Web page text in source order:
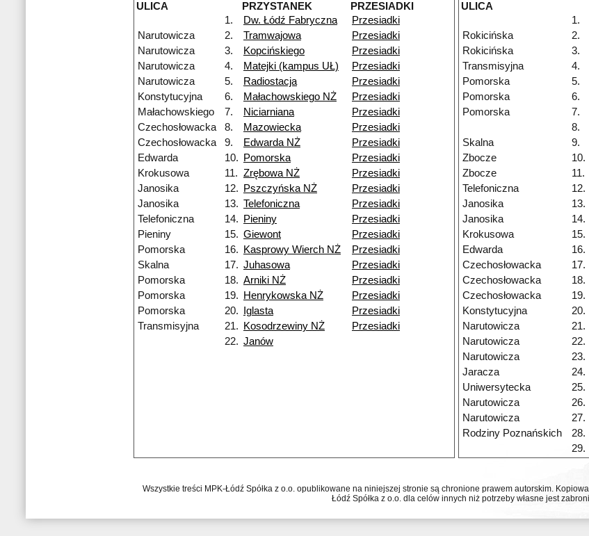
ULICA
PRZYSTANEK
PRZESIADKI
1.
Dw. Łódź Fabryczna
Przesiadki
Narutowicza
2. Tramwajowa
Przesiadki
Narutowicza
3. Kopcińskiego
Przesiadki
Narutowicza
4. Matejki (kampus UŁ)
Przesiadki
Narutowicza
5. Radiostacja
Przesiadki
Konstytucyjna
6. Małachowskiego NŻ
Przesiadki
Małachowskiego
7. Niciarniana
Przesiadki
Czechosłowacka
8. Mazowiecka
Przesiadki
Czechosłowacka
9. Edwarda NŻ
Przesiadki
Edwarda
10. Pomorska
Przesiadki
Krokusowa
11. Zrębowa NŻ
Przesiadki
Janosika
12. Pszczyńska NŻ
Przesiadki
Janosika
13. Telefoniczna
Przesiadki
Telefoniczna
14. Pieniny
Przesiadki
Pieniny
15. Giewont
Przesiadki
Pomorska
16. Kasprowy Wierch NŻ
Przesiadki
Skalna
17. Juhasowa
Przesiadki
Pomorska
18. Arniki NŻ
Przesiadki
Pomorska
19. Henrykowska NŻ
Przesiadki
Pomorska
20. Iglasta
Przesiadki
Transmisyjna
21. Kosodrzewiny NŻ
Przesiadki
22. Janów
ULICA
1.
Rokicińska
2.
Rokicińska
3.
Transmisyjna
4.
Pomorska
5.
Pomorska
6.
Pomorska
7.
8.
Skalna
9.
Zbocze
10.
Zbocze
11.
Telefoniczna
12.
Janosika
13.
Janosika
14.
Krokusowa
15.
Edwarda
16.
Czechosłowacka
17.
Czechosłowacka
18.
Czechosłowacka
19.
Konstytucyjna
20.
Narutowicza
21.
Narutowicza
22.
Narutowicza
23.
Jaracza
24.
Uniwersytecka
25.
Narutowicza
26.
Narutowicza
27.
Rodziny Poznańskich
28.
29.
Wszystkie treści MPK-Łódź Spółka z o.o. opublikowane na niniejszej stronie są chronione prawem autorskim.
Łódź Spółka z o.o. dla celów innych niż potrzeby własne jest